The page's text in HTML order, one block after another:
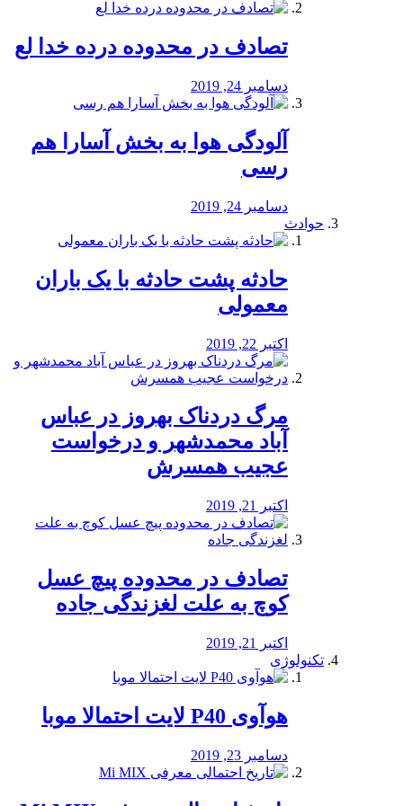
تصادف در محدوده درده خدا لع
دسامبر 24, 2019
آلودگی هوا به بخش آسارا هم
رسی
دسامبر 24, 2019
حوادث
️حادثه پشت حادثه با یک باران
معمولی
اکتبر 22, 2019
مرگ دردناک بهروز در عباس
آباد محمدشهر و درخواست
عجیب همسرش
اکتبر 21, 2019
تصادف در محدوده پیچ عسل
کوچ به علت لغزندگی جاده
اکتبر 21, 2019
تکنولوژی
هوآوی P40 لایت احتمالا موبا
دسامبر 23, 2019